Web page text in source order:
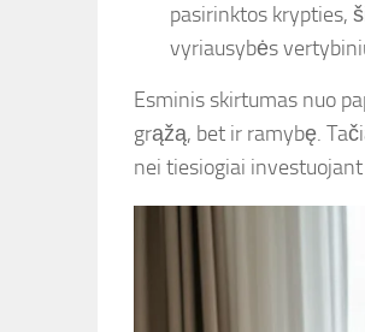
pasirinktos krypties,
vyriausybės
Esminis skirtumas nuo
grąžą, bet ir ramybę.
nei tiesiogiai